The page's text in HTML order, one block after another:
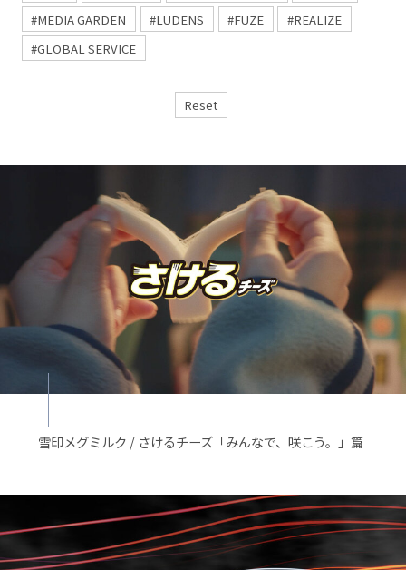
#MEDIA GARDEN
#LUDENS #FUZE
#REALIZE
#GLOBAL SERVICE
Reset
雪印メグミルク / さけるチーズ「みんなで、咲こう。」篇